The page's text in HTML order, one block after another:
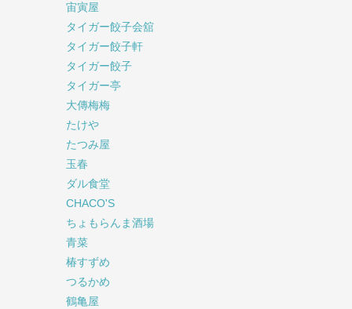
宙寅屋
タイガー餃子会舘
タイガー餃子軒
タイガー餃子
タイガー亭
大傳梅梅
たけや
たつみ屋
玉春
ダル食堂
CHACO'S
ちょもらんま酒場
青菜
椿すずめ
つるかめ
鶴亀屋